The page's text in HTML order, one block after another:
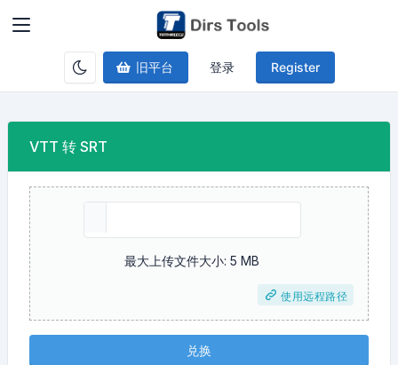
旧平台 登录 Register
VTT 转 SRT
最大上传文件大小: 5 MB
使用远程路径
兑换